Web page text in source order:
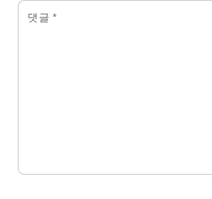
댓글 *